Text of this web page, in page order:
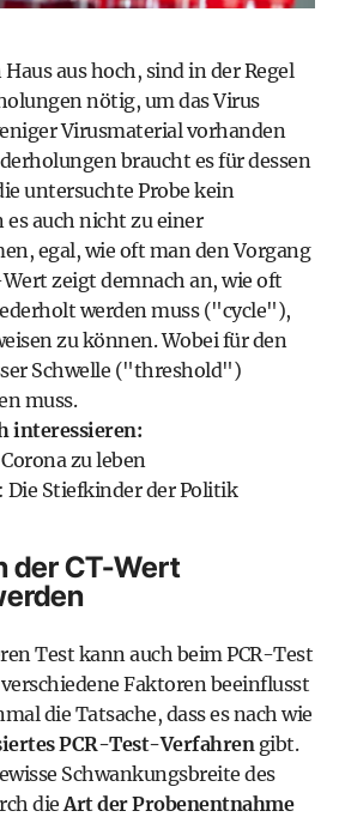
aus hoch, sind in der Regel
nötig, um das Virus
Virusmaterial vorhanden
braucht es für dessen
untersuchte Probe kein
auch nicht zu einer
egal, wie oft man den Vorgang
zeigt demnach an, wie oft
werden muss ("cycle"),
zu können. Wobei für den
Schwelle ("threshold")
muss.
interessieren:
zu leben
Die Stiefkinder der Politik
der CT-Wert
Test kann auch beim PCR-Test
Faktoren beeinflusst
die Tatsache, dass es nach wie
PCR-Test-Verfahren gibt.
Schwankungsbreite des
die Art der Probenentnahme